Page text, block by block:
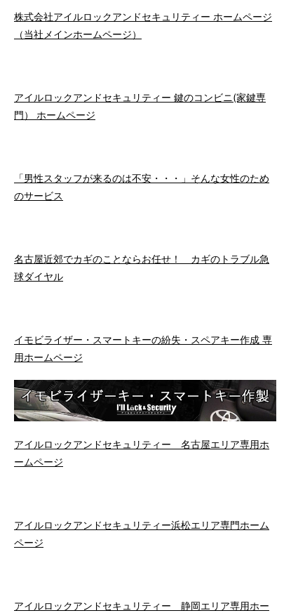
株式会社アイルロックアンドセキュリティー ホームページ
（当社メインホームページ）
アイルロックアンドセキュリティー 鍵のコンビニ(家鍵専
門） ホームページ
「男性スタッフが来るのは不安・・・」そんな女性のため
のサービス
名古屋近郊でカギのことならお任せ！ カギのトラブル急
球ダイヤル
イモビライザー・スマートキーの紛失・スペアキー作成 専
用ホームページ
アイルロックアンドセキュリティー 名古屋エリア専用ホ
ームページ
アイルロックアンドセキュリティー浜松エリア専門ホーム
ページ
アイルロックアンドセキュリティー 静岡エリア専用ホー